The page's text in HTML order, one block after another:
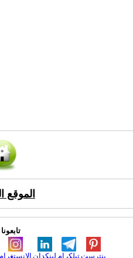
الموقع
الانستغرام لينكدإن تيلكرامبنترست